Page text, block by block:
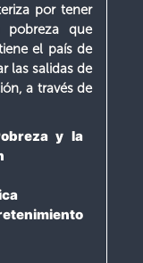
por tener
que
el país de
las salidas de
a través de
y la